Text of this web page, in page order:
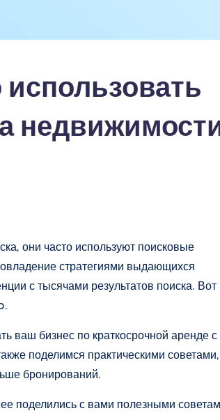
они часто используют поисковые
стратегиями выдающихся
с тысячами результатов поиска. Вот
ваш бизнес по краткосрочной аренде с
поделимся практическими советами,
бронирований.
поделились с вами полезными